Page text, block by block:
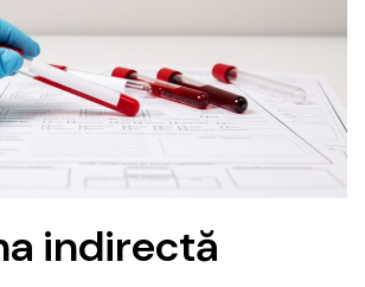
indirectă